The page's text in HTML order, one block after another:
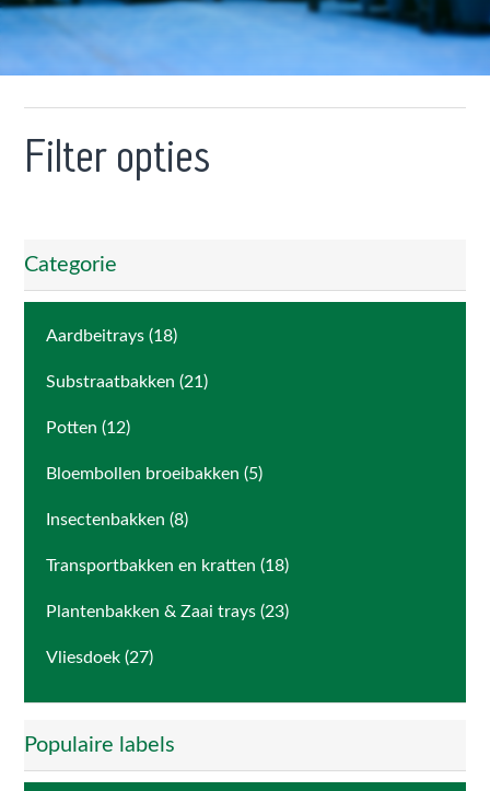
Filter opties
Categorie
Aardbeitrays (18)
Substraatbakken (21)
Potten (12)
Bloembollen broeibakken (5)
Insectenbakken (8)
Transportbakken en kratten (18)
Plantenbakken & Zaai trays (23)
Vliesdoek (27)
Populaire labels